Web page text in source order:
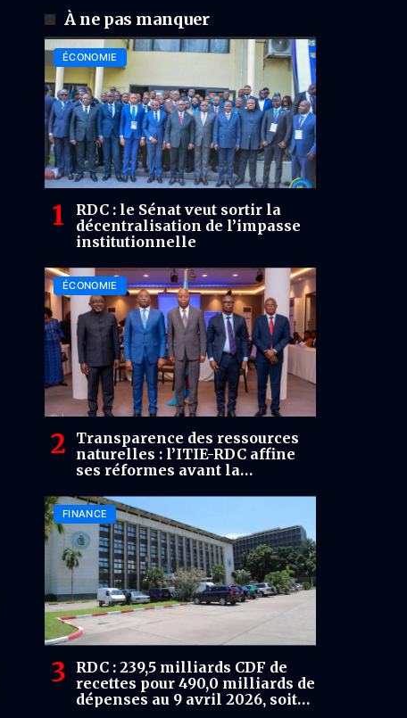
À ne pas manquer
ÉCONOMIE
RDC : le Sénat veut sortir la
décentralisation de l’impasse
institutionnelle
ÉCONOMIE
Transparence des ressources
naturelles : l’ITIE-RDC affine
ses réformes avant la
FINANCE
RDC : 239,5 milliards CDF de
recettes pour 490,0 milliards de
dépenses au 9 avril 2026, soit